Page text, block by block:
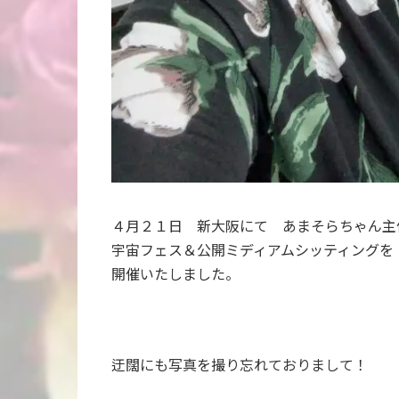
４月２１日 新大阪にて あまそらちゃん主
宇宙フェス＆公開ミディアムシッティングを
開催いたしました。
迂闊にも写真を撮り忘れておりまして！